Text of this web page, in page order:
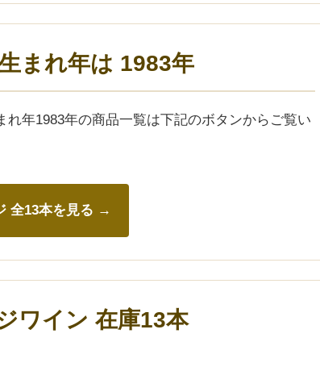
まれ年は 1983年
年1983年の商品一覧は下記のボタンからご覧い
全13本を見る →
ワイン 在庫13本